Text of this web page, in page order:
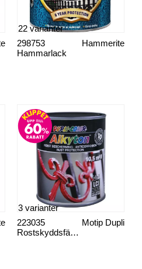
Hammarlack
Hammerite
298753
22 varianter
Rostskyddsfärg Alkyton
Motip Dupli
223035
3 varianter